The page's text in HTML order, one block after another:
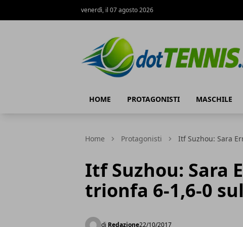
venerdì, il 07 agosto 2026
HOME PROTAGONISTI MASCHILE
Home Protagonisti Itf Suzhou: Sara
Itf Suzhou: Sara
trionfa 6-1,6-0
di Redazione22/10/2017